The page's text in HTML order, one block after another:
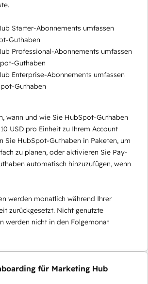
Starter-Abonnements umfassen
Guthaben
Professional-Abonnements umfassen
Guthaben
Enterprise-Abonnements umfassen
Guthaben
wann und wie Sie HubSpot-Guthaben
USD pro Einheit zu Ihrem Account
Sie HubSpot-Guthaben in Paketen, um
zu planen, oder aktivieren Sie Pay-
automatisch hinzuzufügen, wenn
werden monatlich während Ihrer
zurückgesetzt. Nicht genutzte
werden nicht in den Folgemonat
für Marketing Hub